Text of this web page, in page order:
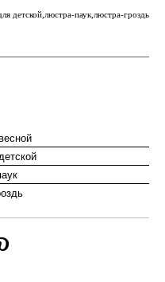
детской, люстра-паук, люстра-гроздь